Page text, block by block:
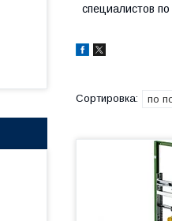
специалистов по